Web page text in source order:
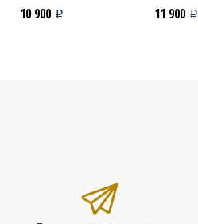
10 900 i 11 900 i